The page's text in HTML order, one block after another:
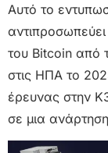
Αυτό το
του Bitcoin από
στις ΗΠΑ το
έρευνας στην
σε μια